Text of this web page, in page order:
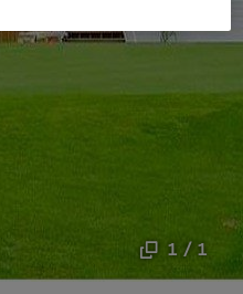
1 / 1